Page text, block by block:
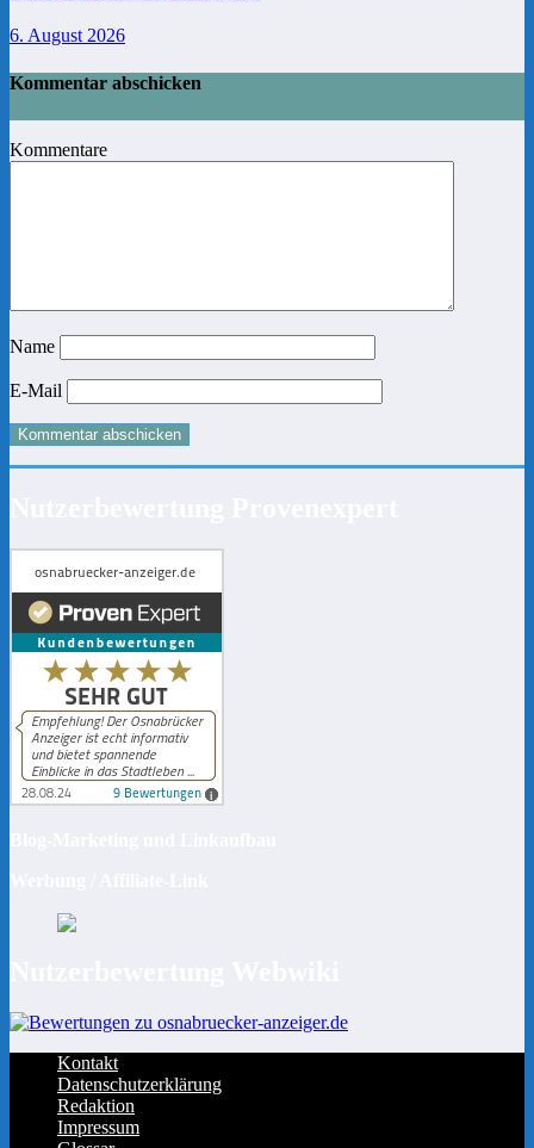
6. August 2026
Kommentar abschicken
Kommentare
Name
E-Mail
Kontakt
Datenschutzerklärung
Redaktion
Impressum